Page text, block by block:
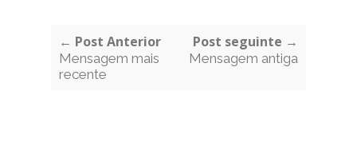
← Post Anterior
Mensagem mais
recente
Post seguinte →
Mensagem antiga